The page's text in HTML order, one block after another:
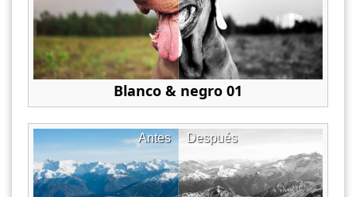
Blanco & negro 01
Después
Antes